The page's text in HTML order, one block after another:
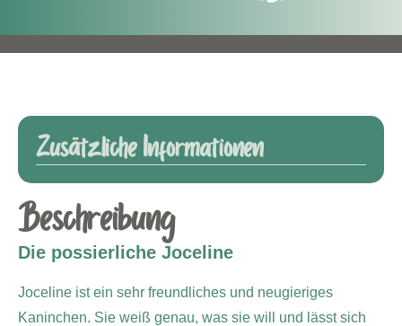
Zusätzliche Informationen
Beschreibung
Die possierliche Joceline
Joceline ist ein sehr freundliches und neugieriges
Kaninchen. Sie weiß genau, was sie will und lässt sich